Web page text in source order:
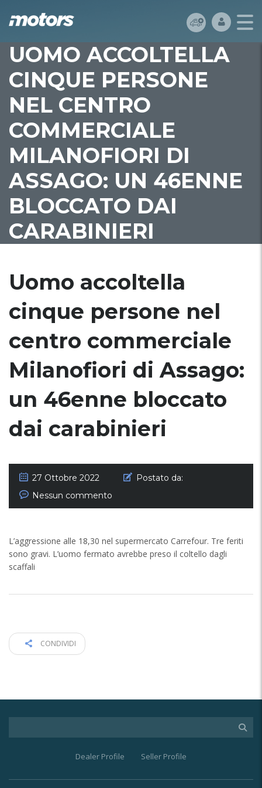
UOMO ACCOLTELLA
CINQUE PERSONE
NEL CENTRO
COMMERCIALE
MILANOFIORI DI
ASSAGO: UN 46ENNE
BLOCCATO DAI
CARABINIERI
Uomo accoltella
cinque persone nel
centro commerciale
Milanofiori di Assago:
un 46enne bloccato
dai carabinieri
27 Ottobre 2022
Postato da:
Nessun commento
L’aggressione alle 18,30 nel supermercato Carrefour. Tre feriti
sono gravi. L’uomo fermato avrebbe preso il coltello dagli
scaffali
CONDIVIDI
Dealer Profile Seller Profile